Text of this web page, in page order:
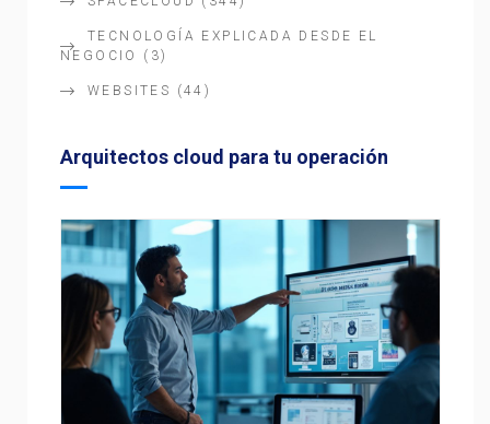
TECNOLOGÍA EXPLICADA DESDE EL
NEGOCIO
(3)
WEBSITES (44)
Arquitectos cloud para tu operación